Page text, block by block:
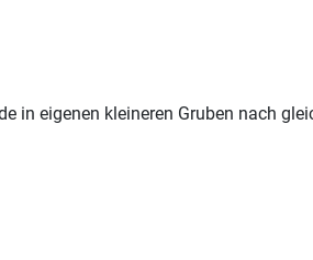
in eigenen kleineren Gruben nach